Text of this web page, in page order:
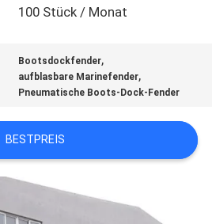
100 Stück / Monat
Bootsdockfender,
aufblasbare Marinefender,
Pneumatische Boots-Dock-Fender
BESTPREIS